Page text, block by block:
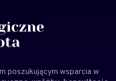
poszukującym wsparcia w